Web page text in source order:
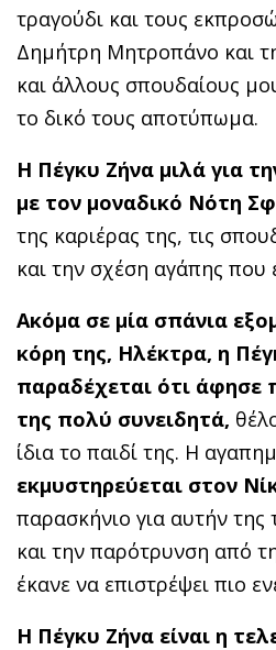
τραγούδι και τους
Δημήτρη Μητροπάνο και
και άλλους σπουδαίους
το δικό τους αποτύπωμα.
Η Πέγκυ Ζήνα μιλά για
με τον μοναδικό Νότη
της καριέρας της, τις
και την σχέση αγάπης που
Ακόμα σε μία σπάνια
κόρη της, Ηλέκτρα, η
παραδέχεται ότι άφησε
της πολύ συνειδητά,
ίδια το παιδί της. Η
εκμυστηρεύεται στον
παρασκήνιο για αυτήν
και την παρότρυνση από
έκανε να επιστρέψει πιο
Η Πέγκυ Ζήνα είναι η